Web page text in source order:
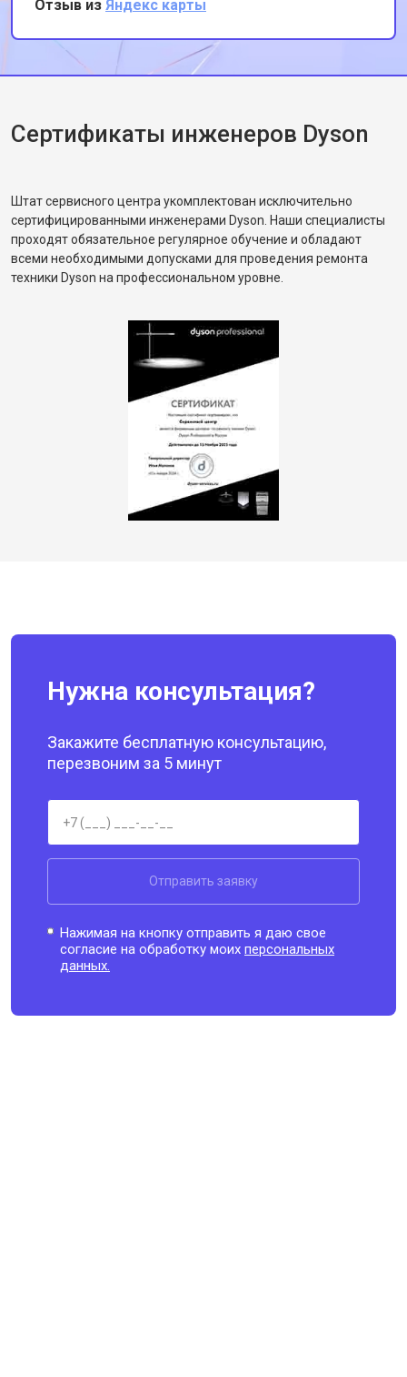
Отзыв из Яндекс карты
Сертификаты инженеров Dyson
Штат сервисного центра укомплектован исключительно
сертифицированными инженерами Dyson. Наши специалисты
проходят обязательное регулярное обучение и обладают
всеми необходимыми допусками для проведения ремонта
техники Dyson на профессиональном уровне.
Нужна консультация?
Закажите бесплатную консультацию,
перезвоним за 5 минут
Отправить заявку
Нажимая на кнопку отправить я даю свое
согласие на обработку моихперсональных
данных.